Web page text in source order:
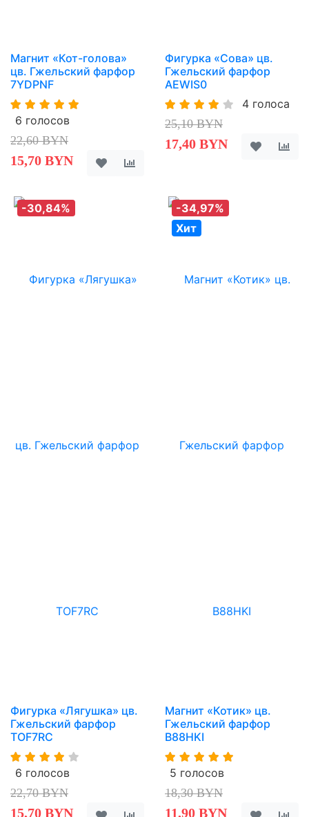
Магнит «Кот-голова»
цв. Гжельский фарфор
7YDPNF
6 голосов
22,60 BYN
15,70 BYN
Фигурка «Сова» цв.
Гжельский фарфор
AEWIS0
4 голоса
25,10 BYN
17,40 BYN
-30,84%
Фигурка «Лягушка» цв.
Гжельский фарфор
TOF7RC
6 голосов
22,70 BYN
15,70 BYN
-34,97%
Хит
Магнит «Котик» цв.
Гжельский фарфор
B88HKI
5 голосов
18,30 BYN
11,90 BYN